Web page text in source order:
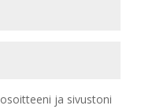
ja sivustoni